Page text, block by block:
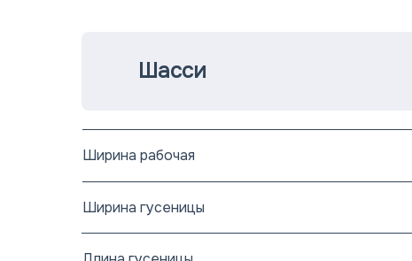
Шасси
Ширина рабочая
Ширина гусеницы